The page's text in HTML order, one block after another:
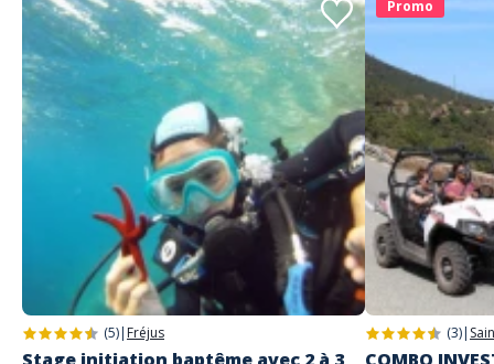
(5)| Fréjus
Promo
(3)|